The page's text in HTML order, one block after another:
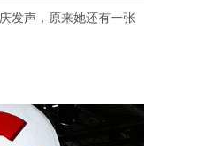
发声，原来她还有一张